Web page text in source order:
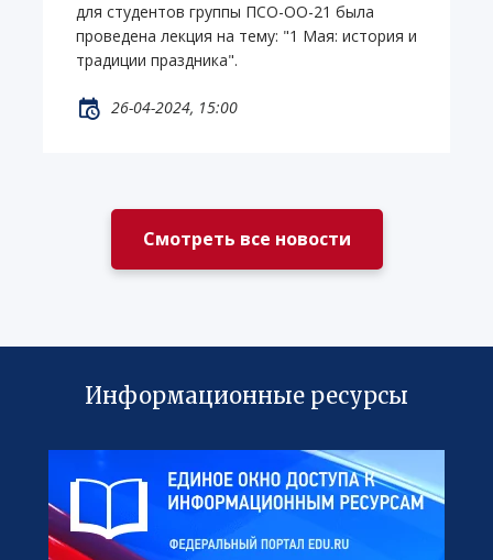
для студентов группы ПСО-ОО-21 была
проведена лекция на тему: "1 Мая: история и
традиции праздника".
26-04-2024, 15:00
Смотреть все новости
Информационные ресурсы